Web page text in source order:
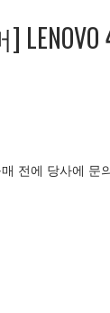
전에 당사에 문